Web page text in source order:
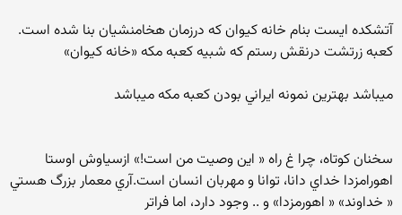
آتشكده ايست بنام خانه كيوان كه درزمان هخامنشيان بنا شده است.
كعبه زرتشت درنقش رستم كه شبيه كعبه مكه «خانه كيوان»
ميباشد بهترين نمونه ايراني بودن كعبه مكه ميباشد
سخنان كوتاه، چرا غ راه « اين وصيت من است!» ازسياوش اوستا
اهورامزدا خداي دانا، توانا و مهربان انسان است.آري معمار بزرگ هستي
« خداوند» « اهورمزدا» و .. وجود دارد، اما فراتر